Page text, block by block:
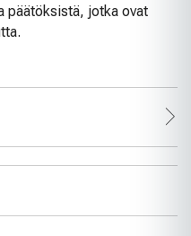
päätöksistä, jotka ovat